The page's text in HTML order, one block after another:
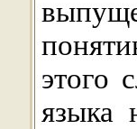
этого
языка